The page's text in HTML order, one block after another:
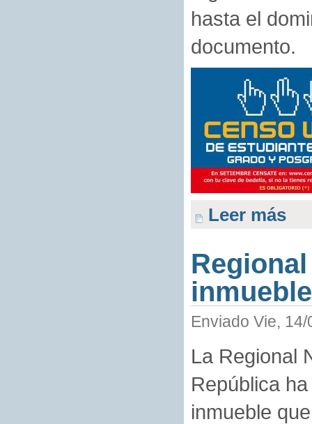
hasta el
documento.
Leer más
inmueble
Enviado Vie,
La Regional
República
inmueble